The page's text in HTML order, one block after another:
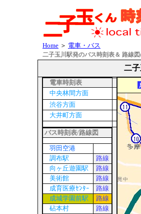
Home ＞ 電車・バス
二子玉川駅発のバス時刻表＆ 路線
二
電車時刻表
中央林間方面
渋谷方面
大井町方面
バス時刻表/路線図
羽田空港
調布駅
路線
向ヶ丘遊園駅
路線
美術館
路線
成育医療ｾﾝﾀｰ
路線
成城学園前駅
路線
砧本村
路線